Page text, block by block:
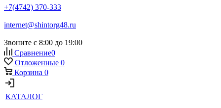
+7(4742) 370-333
internet@shintorg48.ru
Звоните с 8:00 до 19:00
Сравнение0
Отложенные 0
Корзина 0
КАТАЛОГ